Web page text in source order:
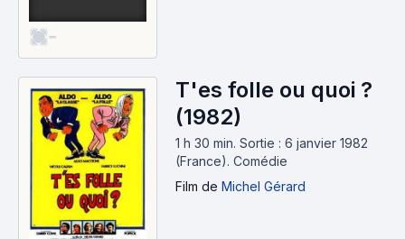
-
T'es folle ou quoi ?
(1982)
1 h 30 min. Sortie : 6 janvier 1982
(France). Comédie
Film de Michel Gérard